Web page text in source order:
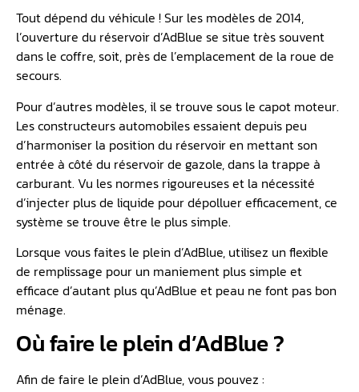
Tout dépend du véhicule ! Sur les modèles de 2014,
l’ouverture du réservoir d’AdBlue se situe très souvent
dans le coffre, soit, près de l’emplacement de la roue de
secours.
Pour d’autres modèles, il se trouve sous le capot moteur.
Les constructeurs automobiles essaient depuis peu
d’harmoniser la position du réservoir en mettant son
entrée à côté du réservoir de gazole, dans la trappe à
carburant. Vu les normes rigoureuses et la nécessité
d’injecter plus de liquide pour dépolluer efficacement, ce
système se trouve être le plus simple.
Lorsque vous faites le plein d’AdBlue, utilisez un flexible
de remplissage pour un maniement plus simple et
efficace d’autant plus qu’AdBlue et peau ne font pas bon
ménage.
Où faire le plein d’AdBlue ?
Afin de faire le plein d’AdBlue, vous pouvez :